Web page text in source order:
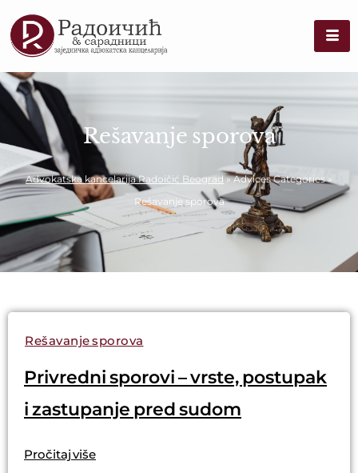
Rešavanje sporova
Advokatska kancelarija Radoičić Beograd»Advices Categories»
Rešavanje sporova
Rešavanje sporova
Privredni sporovi – vrste, postupak
i zastupanje pred sudom
Pročitaj više